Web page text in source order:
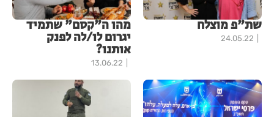
שת"פ מוצלח
24.05.22
מהו ה"קסם" שתמיד
יגרום לו/לה לפנק
אותנו?
13.06.22